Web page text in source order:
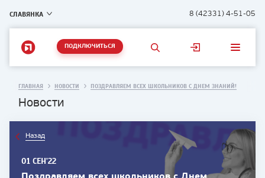
СЛАВЯНКА 8 (42331) 4-51-05
ПОДКЛЮЧИТЬСЯ
ГЛАВНАЯ НОВОСТИ ПОЗДРАВЛЯЕМ ВСЕХ ШКОЛЬНИКОВ С ДНЕМ ЗНАНИЙ!
Новости
Назад
01 СЕН'22